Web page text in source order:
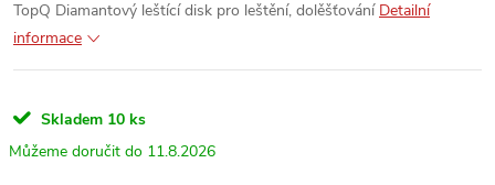
TopQ Diamantový leštící disk pro leštění, dolěšťování Detailní
informace
Skladem 10 ks
11.8.2026